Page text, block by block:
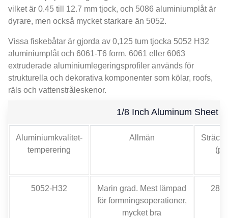
vilket är 0.45 till 12.7 mm tjock, och 5086 aluminiumplåt är
dyrare, men också mycket starkare än 5052.
Vissa fiskebåtar är gjorda av 0,125 tum tjocka 5052 H32
aluminiumplåt och 6061-T6 form. 6061 eller 6063
extruderade aluminiumlegeringsprofiler används för
strukturella och dekorativa komponenter som kölar, roofs,
räls och vattenstråleskenor.
1/8 Inch Aluminum Sheet
Aluminiumkvalitet-
temperering
Allmän
5052-H32
Marin grad. Mest lämpad
för formningsoperationer,
mycket bra